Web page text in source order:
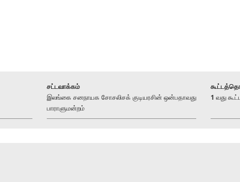
சட்டவாக்கம்
இலங்கை சனநாயக சோசலிசக் குடியரசின் ஒன்பதாவது
பாராளுமன்றம்
1 வது